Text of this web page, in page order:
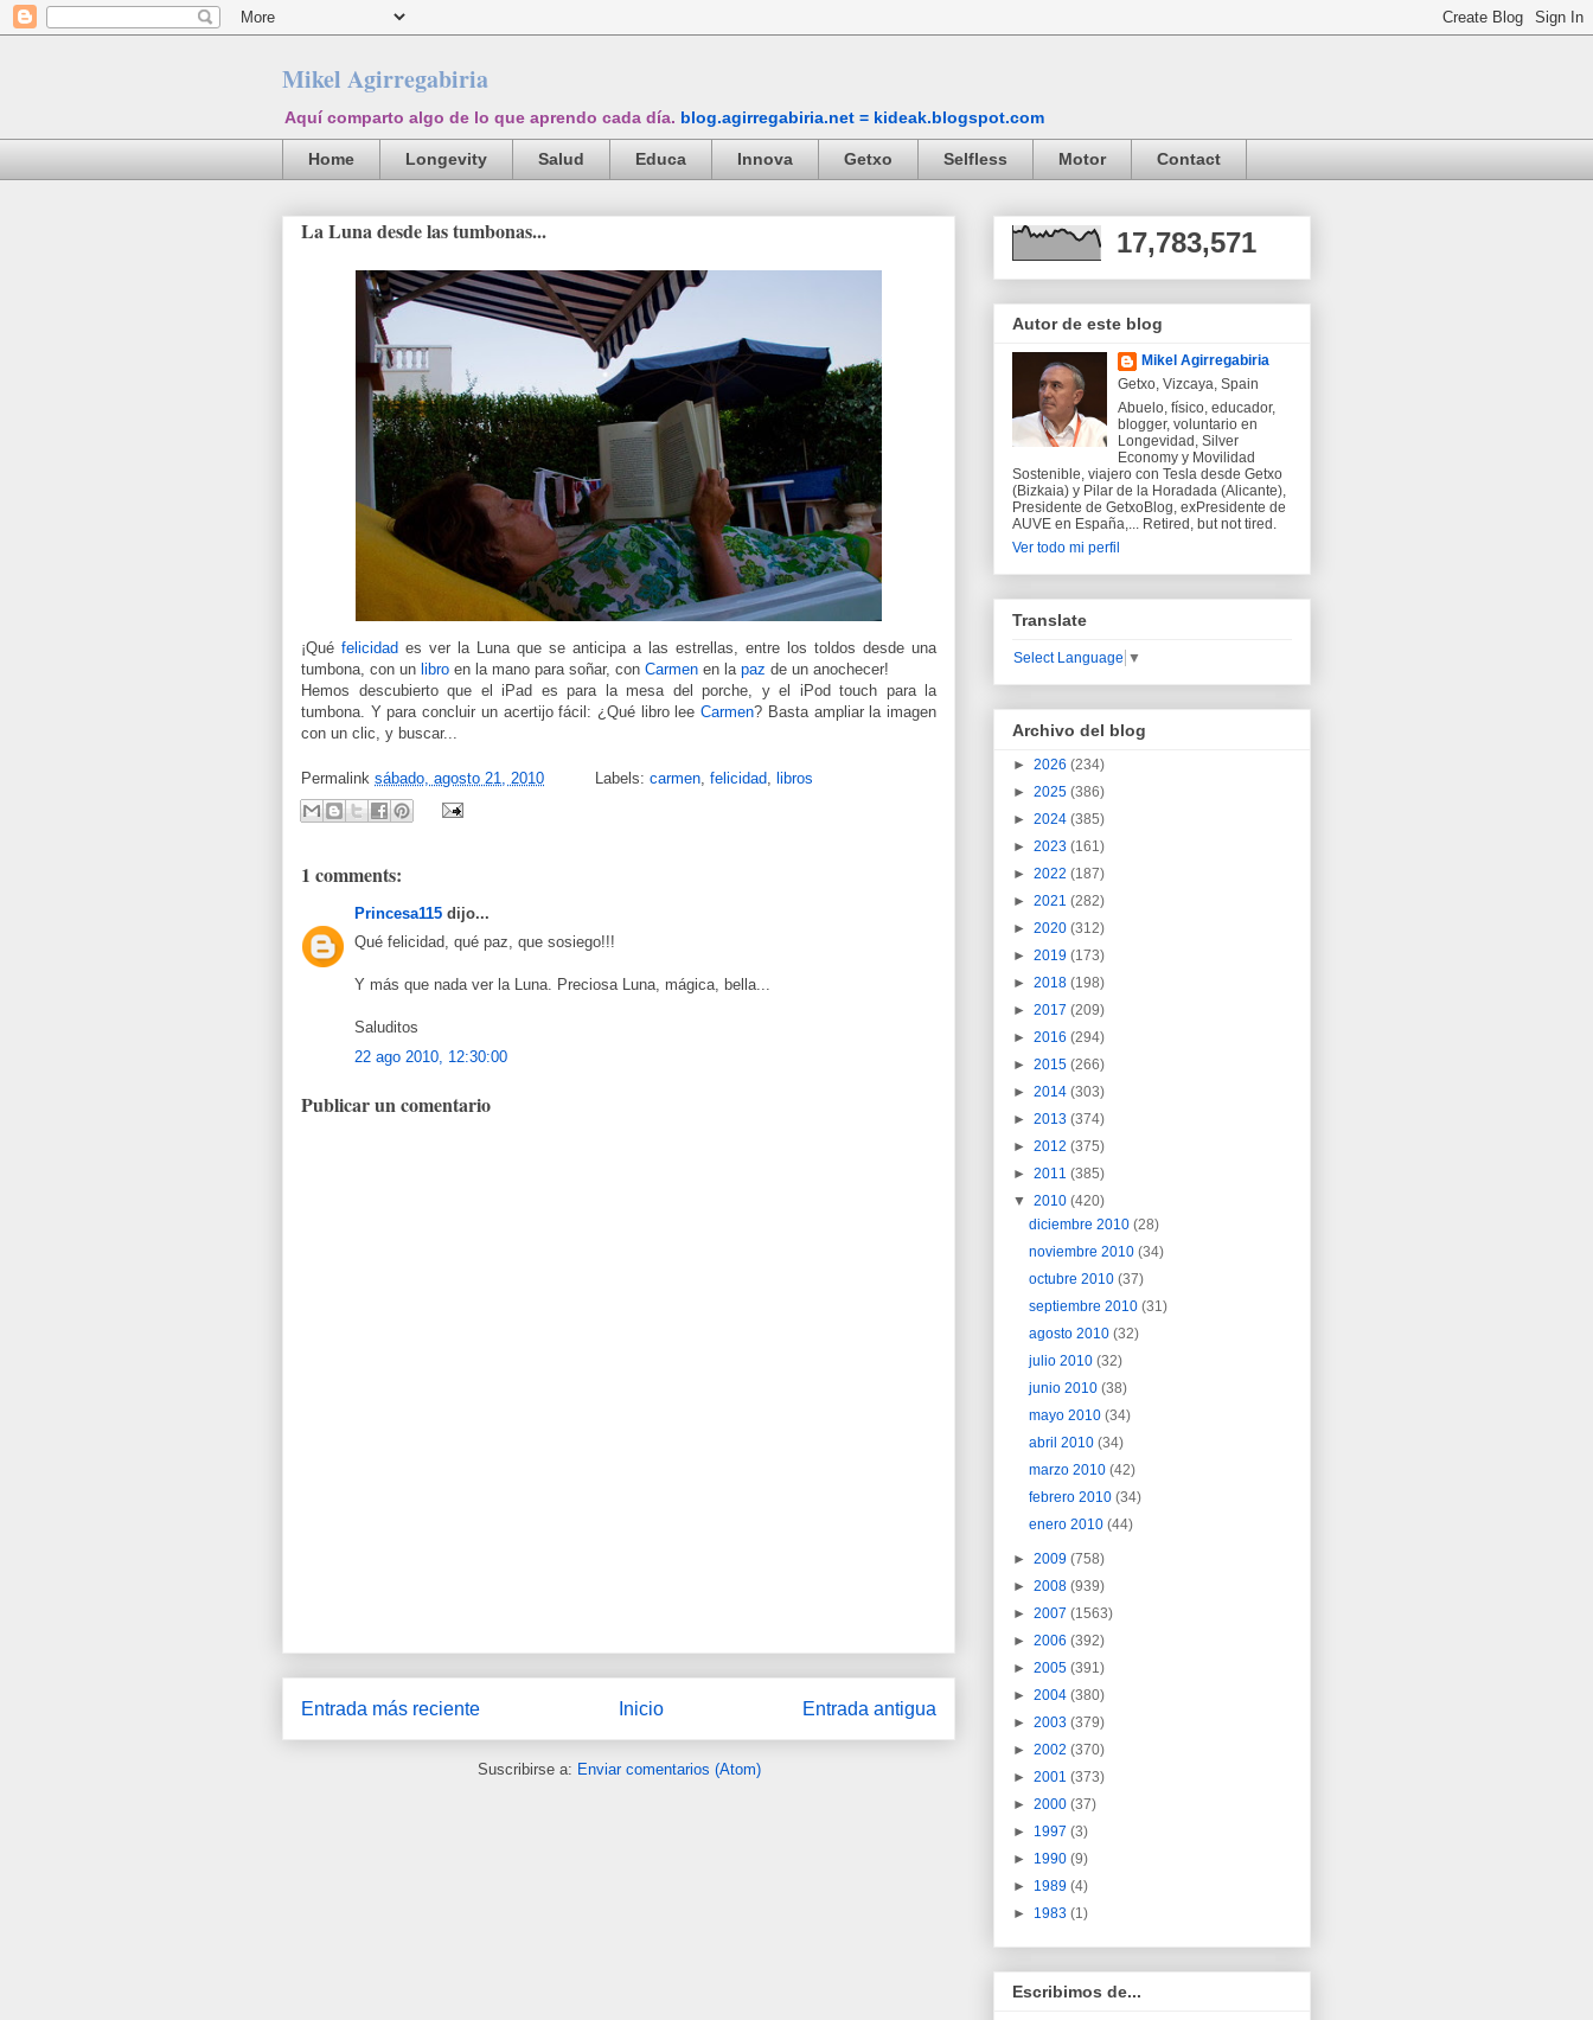
Mikel Agirregabiria
Aquí comparto algo de lo que aprendo cada día. blog.agirregabiria.net = kideak.blogspot.com
Home Longevity Salud Educa Innova Getxo Selfless Motor Contact
La Luna desde las tumbonas...
¡Qué felicidad es ver la Luna que se anticipa a las estrellas, entre los toldos desde una
tumbona, con un libro en la mano para soñar, con Carmen en la paz de un anochecer!
Hemos descubierto que el iPad es para la mesa del porche, y el iPod touch para la
tumbona. Y para concluir un acertijo fácil: ¿Qué libro leeCarmen? Basta ampliar la imagen
con un clic, y buscar...
Permalink sábado, agosto 21, 2010 Labels: carmen, felicidad, libros
1 comments:
Princesa115 dijo...
Qué felicidad, qué paz, que sosiego!!!
Y más que nada ver la Luna. Preciosa Luna, mágica, bella...
Saluditos
22 ago 2010, 12:30:00
Publicar un comentario
Entrada más reciente Entrada antigua
Inicio
Suscribirse a: Enviar comentarios (Atom)
17,783,571
Autor de este blog
Mikel Agirregabiria
Getxo, Vizcaya, Spain
Abuelo, físico, educador,
blogger, voluntario en
Longevidad, Silver
Economy y Movilidad
Sostenible, viajero con Tesla desde Getxo
(Bizkaia) y Pilar de la Horadada (Alicante),
Presidente de GetxoBlog, exPresidente de
AUVE en España,... Retired, but not tired.
Ver todo mi perfil
Translate
Select Language ▼
Archivo del blog
► 2026 (234)
► 2025 (386)
► 2024 (385)
► 2023 (161)
► 2022 (187)
► 2021 (282)
► 2020 (312)
► 2019 (173)
► 2018 (198)
► 2017 (209)
► 2016 (294)
► 2015 (266)
► 2014 (303)
► 2013 (374)
► 2012 (375)
► 2011 (385)
▼ 2010 (420)
diciembre 2010(28)
noviembre 2010(34)
octubre 2010(37)
septiembre 2010(31)
agosto 2010(32)
julio 2010(32)
junio 2010(38)
mayo 2010(34)
abril 2010(34)
marzo 2010(42)
febrero 2010(34)
enero 2010(44)
► 2009 (758)
► 2008 (939)
► 2007 (1563)
► 2006 (392)
► 2005 (391)
► 2004 (380)
► 2003 (379)
► 2002 (370)
► 2001 (373)
► 2000 (37)
► 1997 (3)
► 1990 (9)
► 1989 (4)
► 1983 (1)
Escribimos de...